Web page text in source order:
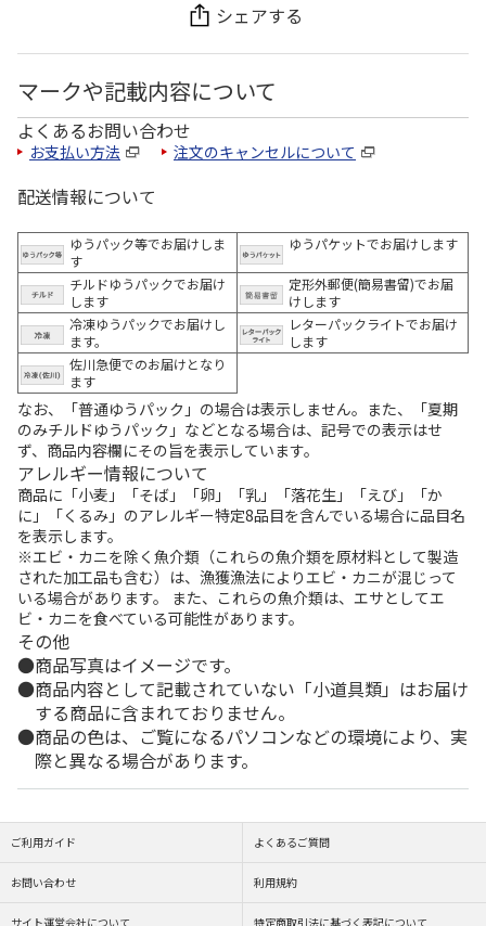
シェアする
マークや記載内容について
よくあるお問い合わせ
お支払い方法 注文のキャンセルについて
配送情報について
ゆうパック等でお届けしま
す
ゆうパケットでお届けします
チルドゆうパックでお届け
します
定形外郵便(簡易書留)でお届
けします
冷凍ゆうパックでお届けし
ます。
レターパックライトでお届け
します
佐川急便でのお届けとなり
ます
なお、「普通ゆうパック」の場合は表示しません。また、「夏期
のみチルドゆうパック」などとなる場合は、記号での表示はせ
ず、商品内容欄にその旨を表示しています。
アレルギー情報について
商品に「小麦」「そば」「卵」「乳」「落花生」「えび」「か
に」「くるみ」のアレルギー特定8品目を含んでいる場合に品目名
を表示します。
※エビ・カニを除く魚介類（これらの魚介類を原材料として製造
された加工品も含む）は、漁獲漁法によりエビ・カニが混じって
いる場合があります。 また、これらの魚介類は、エサとしてエ
ビ・カニを食べている可能性があります。
その他
商品写真はイメージです。
商品内容として記載されていない「小道具類」はお届け
する商品に含まれておりません。
商品の色は、ご覧になるパソコンなどの環境により、実
際と異なる場合があります。
ご利用ガイド よくあるご質問
お問い合わせ 利用規約
サイト運営会社について 特定商取引法に基づく表記について